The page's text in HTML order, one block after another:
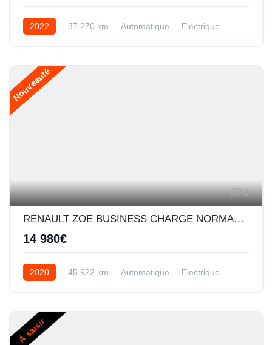
2022 37 270 km Automatique Electrique
Nouveauté
2
RENAULT ZOE BUSINESS CHARGE NORMALE R110 ACHAT INTEGRAL - 20
14 980€
2020 45 922 km Automatique Electrique
À saisir